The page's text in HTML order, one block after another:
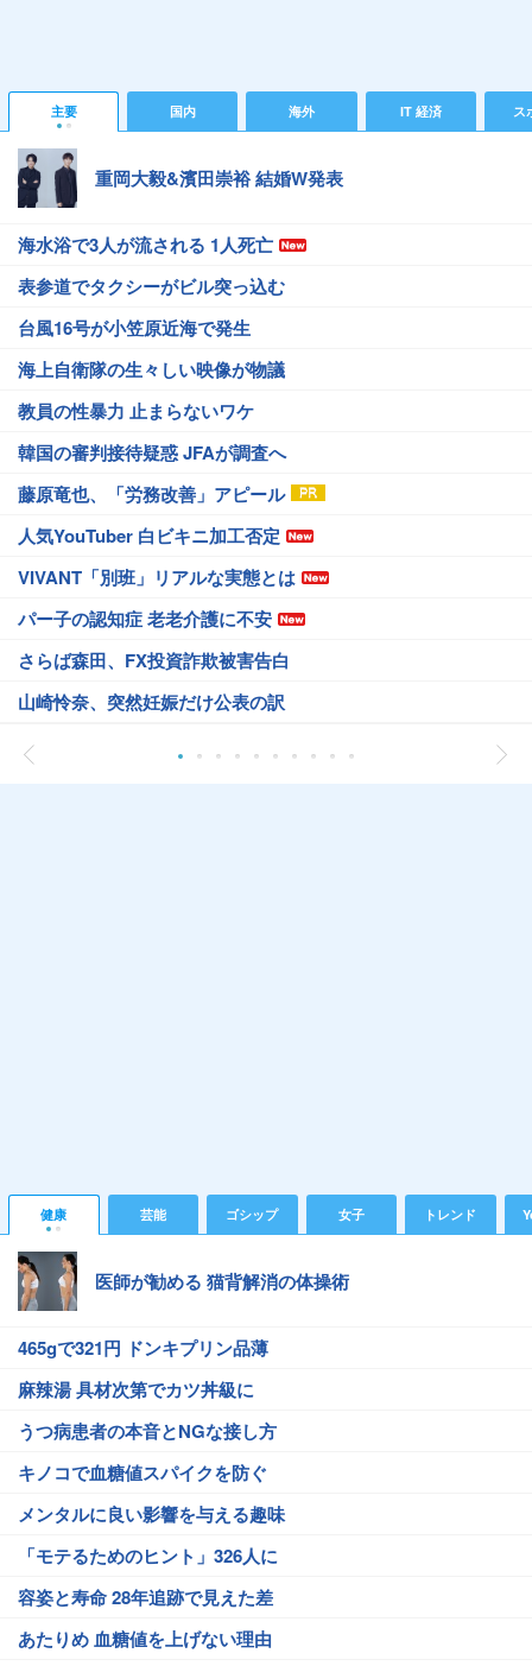
主要 国内 海外 IT 経済 ス
重岡大毅&濱田崇裕 結婚W発表
海水浴で3人が流される 1人死亡
表参道でタクシーがビル突っ込む
台風16号が小笠原近海で発生
海上自衛隊の生々しい映像が物議
教員の性暴力 止まらないワケ
韓国の審判接待疑惑 JFAが調査へ
藤原竜也、「労務改善」アピール
人気YouTuber 白ビキニ加工否定
VIVANT「別班」リアルな実態とは
パー子の認知症 老老介護に不安
さらば森田、FX投資詐欺被害告白
山崎怜奈、突然妊娠だけ公表の訳
健康 芸能 ゴシップ 女子 トレンド
医師が勧める 猫背解消の体操術
465gで321円 ドンキプリン品薄
麻辣湯 具材次第でカツ丼級に
うつ病患者の本音とNGな接し方
キノコで血糖値スパイクを防ぐ
メンタルに良い影響を与える趣味
「モテるためのヒント」326人に
容姿と寿命 28年追跡で見えた差
あたりめ 血糖値を上げない理由